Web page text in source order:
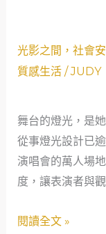
光影之間，社會
質感生活/JUDY
舞台的燈光，是
從事燈光設計已
演唱會的萬人場
度，讓表演者與
光
影
社
會
安
全
的
閱讀全文 »